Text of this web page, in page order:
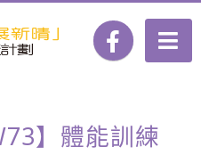
】體能訓練